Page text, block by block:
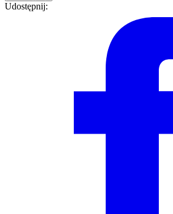
Udostępnij: